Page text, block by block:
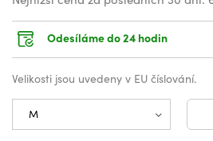
Odesíláme do 24 hodin
Velikosti jsou uvedeny v EU číslování.